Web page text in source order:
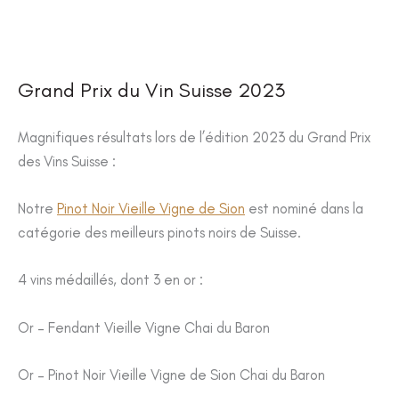
Grand Prix du Vin Suisse 2023
Magnifiques résultats lors de l’édition 2023 du Grand Prix
des Vins Suisse :
Notre Pinot Noir Vieille Vigne de Sion est nominé dans la
catégorie des meilleurs pinots noirs de Suisse.
4 vins médaillés, dont 3 en or :
Or – Fendant Vieille Vigne Chai du Baron
Or – Pinot Noir Vieille Vigne de Sion Chai du Baron